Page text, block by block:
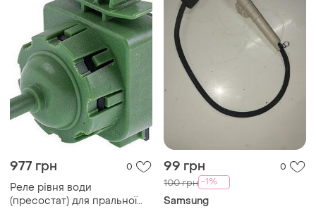
977 грн 0
Реле рівня води
(пресостат) для пральної
99 грн 0
100 грн -1%
Samsung